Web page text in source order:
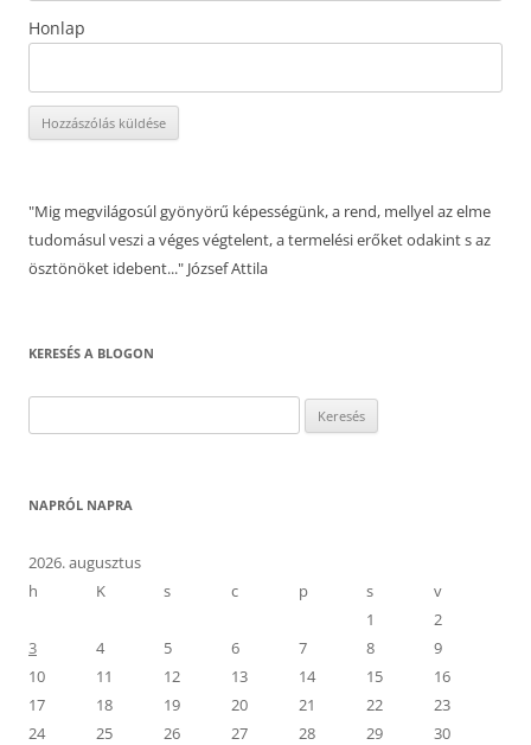
Honlap
"Mig megvilágosúl gyönyörű képességünk, a rend, mellyel az elme
tudomásul veszi a véges végtelent, a termelési erőket odakint s az
ösztönöket idebent..." József Attila
KERESÉS A BLOGON
NAPRÓL NAPRA
2026. augusztus
h
K s c p s
v
1
2
3
4 5 6 7 8
9
10
11 12 13 14 15
16
17
18 19 20 21 22
23
24
25 26 27 28 29
30